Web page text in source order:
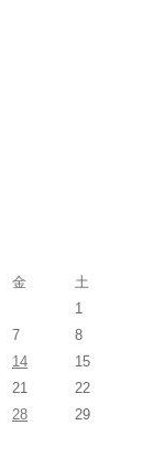
金
土
1
7
8
14
15
21
22
28
29